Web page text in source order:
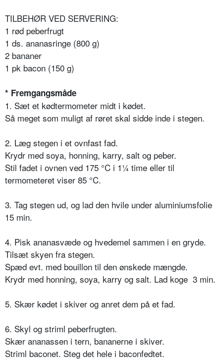
TILBEHØR VED SERVERING:
1 rød peberfrugt
1 ds. ananasringe (800 g)
2 bananer
1 pk bacon (150 g)
* Fremgangsmåde
1. Sæt et kødtermometer midt i kødet.
Så meget som muligt af røret skal sidde inde i stegen.
2. Læg stegen i et ovnfast fad.
Krydr med soya, honning, karry, salt og peber.
Stil fadet i ovnen ved 175 °C i 1¼ time eller til
termometeret viser 85 °C.
3. Tag stegen ud, og lad den hvile under aluminiumsfolie
15 min.
4. Pisk ananasvæde og hvedemel sammen i en gryde.
Tilsæt skyen fra stegen.
Spæd evt. med bouillon til den ønskede mængde.
Krydr med honning, soya, karry og salt. Lad koge 3 min.
5. Skær kødet i skiver og anret dem på et fad.
6. Skyl og striml peberfrugten.
Skær ananassen i tern, bananerne i skiver.
Striml baconet. Steg det hele i baconfedtet.